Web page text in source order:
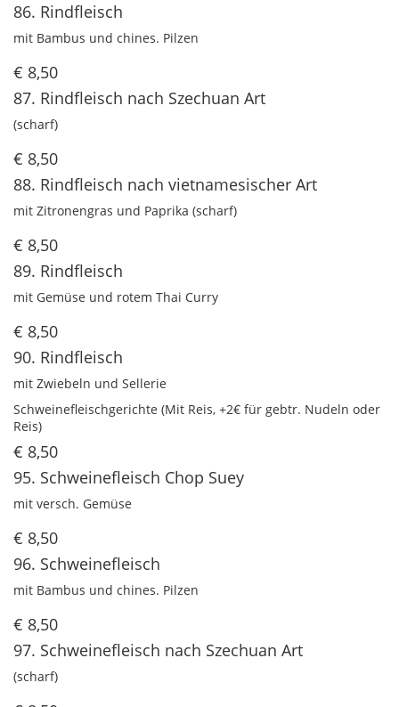
86. Rindfleisch
mit Bambus und chines. Pilzen
€ 8,50
87. Rindfleisch nach Szechuan Art
(scharf)
€ 8,50
88. Rindfleisch nach vietnamesischer Art
mit Zitronengras und Paprika (scharf)
€ 8,50
89. Rindfleisch
mit Gemüse und rotem Thai Curry
€ 8,50
90. Rindfleisch
mit Zwiebeln und Sellerie
Schweinefleischgerichte (Mit Reis, +2€ für gebtr. Nudeln oder
Reis)
€ 8,50
95. Schweinefleisch Chop Suey
mit versch. Gemüse
€ 8,50
96. Schweinefleisch
mit Bambus und chines. Pilzen
€ 8,50
97. Schweinefleisch nach Szechuan Art
(scharf)